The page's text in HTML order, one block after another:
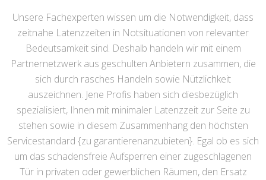
Unsere Fachexperten wissen um die Notwendigkeit, dass
zeitnahe Latenzzeiten in Notsituationen von relevanter
Bedeutsamkeit sind. Deshalb handeln wir mit einem
Partnernetzwerk aus geschulten Anbietern zusammen, die
sich durch rasches Handeln sowie Nützlichkeit
auszeichnen. Jene Profis haben sich diesbezüglich
spezialisiert, Ihnen mit minimaler Latenzzeit zur Seite zu
stehen sowie in diesem Zusammenhang den höchsten
Servicestandard {zu garantierenanzubieten}. Egal ob es sich
um das schadensfreie Aufsperren einer zugeschlagenen
Tür in privaten oder gewerblichen Räumen, den Ersatz